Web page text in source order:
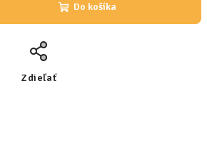
Do košíka
Zdieľať